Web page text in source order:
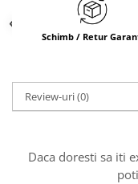
Schimb / Retur
Review-uri(0)
Daca doresti sa iti